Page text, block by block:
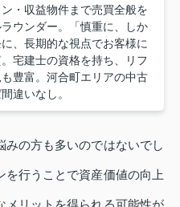
・収益物件まで売買全般を
ウンダー。「慎重に、しか
、長期的な視点でお客様に
宅建士の資格を持ち、リフ
豊富。河合町エリアの中古
違いなし。
の方も多いのではないでし
を行うことで資産価値の向上
メリットを得られる可能性が